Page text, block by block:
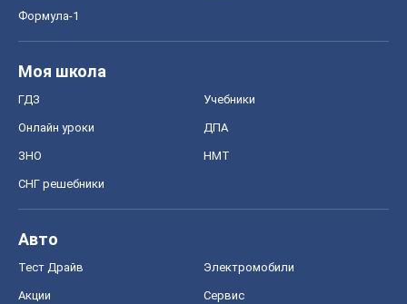
Формула-1
Моя школа
ГДЗ Учебники
Онлайн уроки ДПА
ЗНО НМТ
СНГ решебники
Авто
Тест Драйв Электромобили
Акции Сервис